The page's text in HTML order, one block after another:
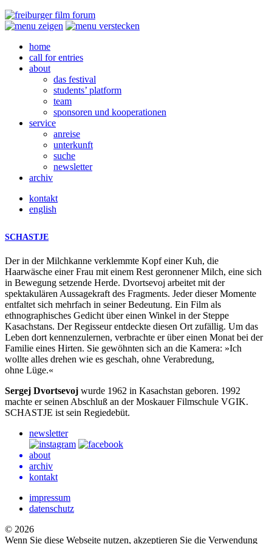
home
call for entries
about
das festival
students’ platform
team
sponsoren und kooperationen
service
anreise
unterkunft
suche
newsletter
archiv
kontakt
english
SCHASTJE
Der in der Milchkanne verklemmte Kopf einer Kuh, die
Haarwäsche einer Frau mit einem Rest geronnener Milch, eine sich
in Bewegung setzende Herde. Dvortsevoj arbeitet mit der
spektakulären Aussagekraft des Fragments. Jeder dieser Momente
entfaltet sich mehrfach in seiner Bedeutung. Ein Film als
ethnographisches Gedicht über einen Winkel in der Steppe
Kasachstans. Der Regisseur entdeckte diesen Ort zufällig. Um das
Leben dort kennenzulernen, verbrachte er über einen Monat bei der
Familie eines Hirten. Sie gewöhnten sich an die Kamera: »Ich
wollte alles drehen wie es geschah, ohne Verabredung,
ohne Lüge.«
Sergej Dvortsevoj wurde 1962 in Kasachstan geboren. 1992
machte er seinen Abschluß an der Moskauer Filmschule VGIK.
SCHASTJE ist sein Regiedebüt.
newsletter
about
archiv
kontakt
impressum
datenschutz
© 2026
Wenn Sie diese Webseite nutzen, akzeptieren Sie die Verwendung